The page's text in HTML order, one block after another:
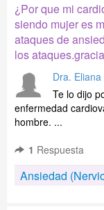
¿Por que mi
siendo mujer es
ataques de
los
Dra.
Te lo dijo
enfermedad
hombre. ...
1 Respuesta
Ansiedad